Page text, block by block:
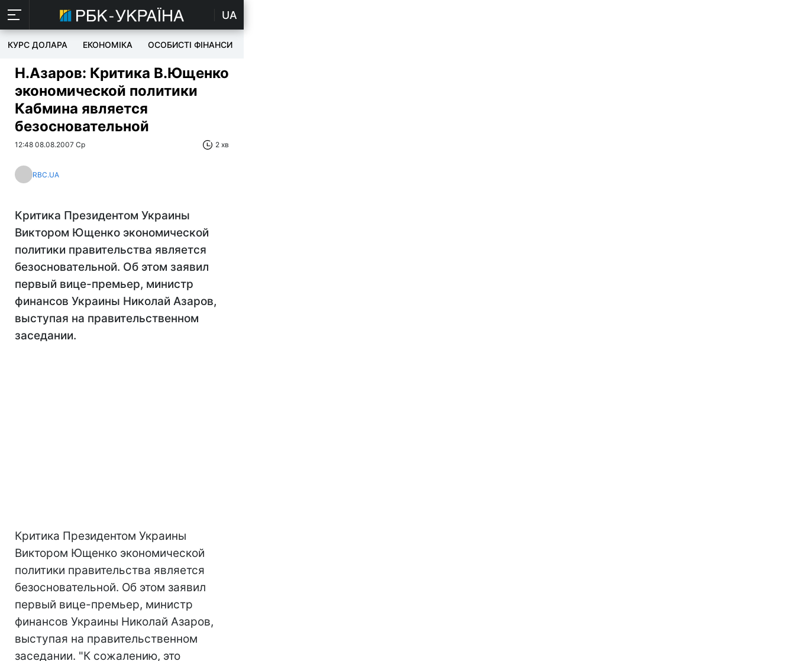
UA
КУРС ДОЛАРА ЕКОНОМІКА ОСОБИСТІ ФІНАНСИ
Н.Азаров: Критика В.Ющенко
экономической политики
Кабмина является
безосновательной
12:48 08.08.2007 Ср 2 хв
RBC.UA
Критика Президентом Украины
Виктором Ющенко экономической
политики правительства является
безосновательной. Об этом заявил
первый вице-премьер, министр
финансов Украины Николай Азаров,
выступая на правительственном
заседании.
Критика Президентом Украины
Виктором Ющенко экономической
политики правительства является
безосновательной. Об этом заявил
первый вице-премьер, министр
финансов Украины Николай Азаров,
выступая на правительственном
заседании. "К сожалению, это